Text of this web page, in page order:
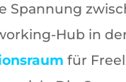
Spannung
Hub in
für